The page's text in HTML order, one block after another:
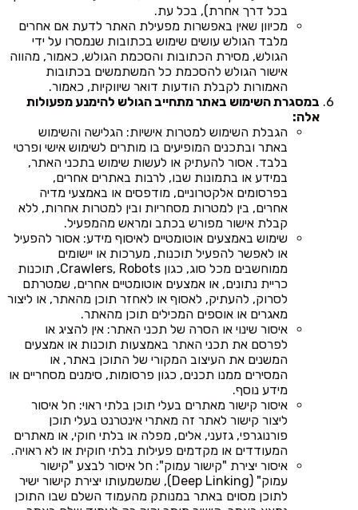
בכל דרך אחרת), בכל עת.
מכיוון שאין באפשרות מפעילת האתר לדעת אם אחרים
מלבד הגולש עושים שימוש בכתובות שנמסרו על ידי
הגולש, מסירת הכתובות והסכמת הגולש, כאמור, מהווה
אישור הגולש להסכמת כל המשתמשים בכתובות
האמורות לקבלת הודעות דואר שיווקיות, כאמור.
במסגרת השימוש באתר מתחייב הגולש להימנע מפעולות
אלה:
הגבלת השימוש למטרות אישיות: הגלישה והשימוש
באתר ובתכנים המופיעים בו מותרים לשימוש אישי ופרטי
בלבד. אסור להעתיק או לעשות שימוש בתכני האתר,
במידע או בתמונות שבו, לרבות באתרים אחרים,
בפרסומים אלקטרוניים, מודפסים או באמצעי מדיה
אחרים, בין למטרות מסחריות ובין למטרות אחרות, ללא
קבלת אישור מפורש בכתב ומראש מהמפעיל.
שימוש באמצעים אוטומטיים לאיסוף מידע: אסור להפעיל
או לאפשר להפעיל תוכנות, מערכות או יישומים
ממוחשבים מכל סוג, כגון Crawlers, Robots, תוכנות
כריית נתונים, או אמצעים אוטומטיים אחרים, שמטרתם
לסרוק, להעתיק, לאסוף או לאחזר תוכן מהאתר, או ליצור
מאגרים או אוספים המכילים תוכן מהאתר.
איסור שינוי או הסרה של תכני האתר: אין להציג או
לפרסם את תכני האתר באמצעות תוכנות או אמצעים
המשנים את העיצוב המקורי של התוכן באתר, או
המסירים ממנו תכנים, כגון פרסומות, סימנים מסחריים או
מידע נוסף.
איסור קישור מאתרים בעלי תוכן בלתי ראוי: חל איסור
ליצור קישור לאתר זה מאתרי אינטרנט בעלי תוכן
פורנוגרפי, גזעני, אלים, מפלה או בלתי חוקי, או מאתרים
המעודדים או מקדמים פעילות בלתי חוקית או לא ראויה.
איסור יצירת "קישור עמוק": חל איסור לבצע "קישור
עמוק" (Deep Linking), שמשמעותו יצירת קישור ישיר
לתוכן מסוים באתר במנותק מהעמוד השלם שבו התוכן